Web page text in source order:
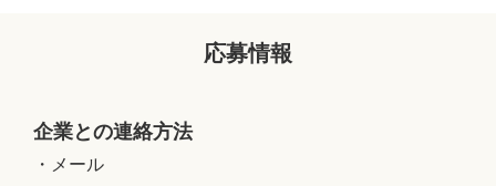
応募情報
企業との連絡方法
・メール